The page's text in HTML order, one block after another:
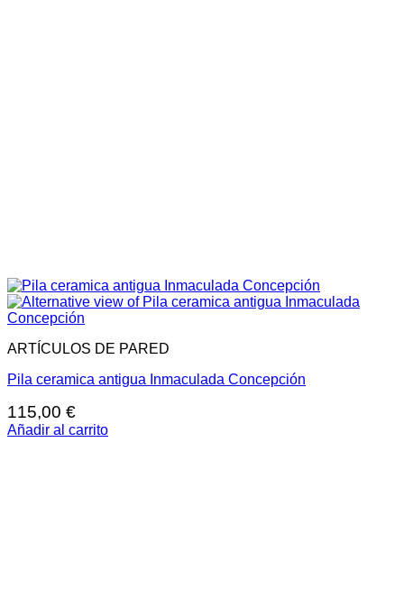
ARTÍCULOS DE PARED
Pila ceramica antigua Inmaculada Concepción
115,00 €
Añadir al carrito